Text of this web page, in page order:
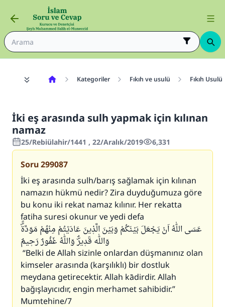
Kategoriler Fıkıh ve usulü Fıkıh Usulü
İki eş arasında sulh yapmak için kılınan
namaz
25/Rebiülahir/1441 , 22/Aralık/2019 6,331
Soru299087
İki eş arasında sulh/barış sağlamak için kılınan
namazın hükmü nedir? Zira duyduğumuza göre
bu konu iki rekat namaz kılınır. Her rekatta
fatiha suresi okunur ve yedi defa
عَسَى اللّٰهُ اَنْ يَجْعَلَ بَيْنَكُمْ وَبَيْنَ الَّذ۪ينَ عَادَيْتُمْ مِنْهُمْ مَوَدَّةًۜ
وَاللّٰه قَد۪يرٌۜ وَاللّٰهُ غَفُورٌ رَح۪يمٌ
“Belki de Allah sizinle onlardan düşmanınız olan
kimseler arasında (karşılıklı) bir dostluk
meydana getirecektir. Allah kādirdir. Allah
bağışlayıcıdır, engin merhamet sahibidir.”
Mumtehine/7